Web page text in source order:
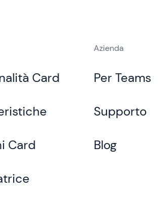
Card
Card
Azienda
Per Teams
Supporto
Blog